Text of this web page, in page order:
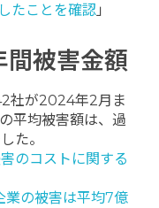
たことを確認 」
間被害金額
社が2024年2月ま
平均被害額は、過
た。
のコストに関する
業の被害は平均7億